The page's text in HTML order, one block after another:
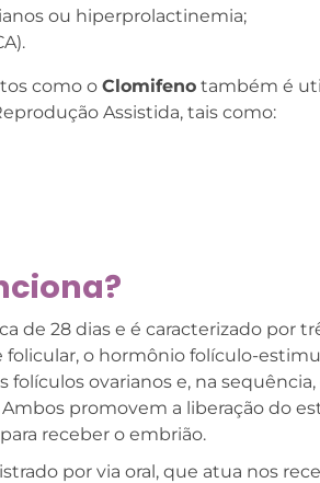
ou hiperprolactinemia;
como o Clomifeno também é
Assistida, tais como:
de 28 dias e é caracterizado por
o hormônio folículo-
ovarianos e, na
promovem a liberação do
receber o embrião.
por via oral, que atua nos